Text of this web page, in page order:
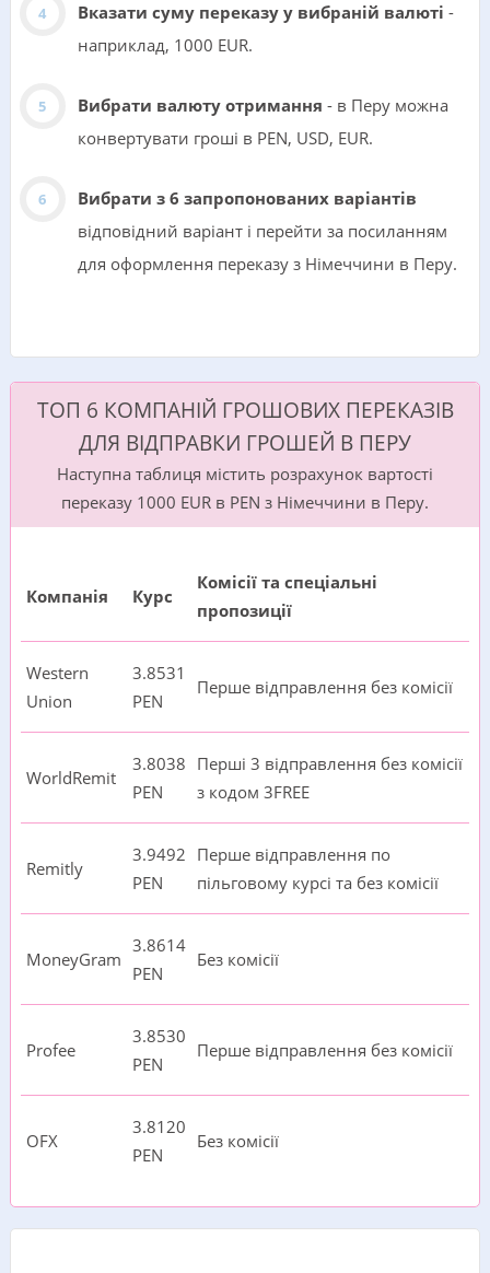
Вказати суму переказу у вибраній валюті -
наприклад, 1000 EUR.
Вибрати валюту отримання - в Перу можна
конвертувати гроші в PEN, USD, EUR.
Вибрати з 6 запропонованих варіантів
відповідний варіант і перейти за посиланням
для оформлення переказу з Німеччини в Перу.
ТОП 6 КОМПАНІЙ ГРОШОВИХ ПЕРЕКАЗІВ
ДЛЯ ВІДПРАВКИ ГРОШЕЙ В ПЕРУ
Наступна таблиця містить розрахунок вартості
переказу 1000 EUR в PEN з Німеччини в Перу.
Компанія Курс
Комісії та спеціальні
пропозиції
Western
Union
3.8531
PEN
Перше відправлення без комісії
WorldRemit
3.8038
PEN
Перші 3 відправлення без комісії
з кодом 3FREE
Remitly
3.9492
PEN
Перше відправлення по
пільговому курсі та без комісії
MoneyGram
3.8614
PEN
Без комісії
Profee
3.8530
PEN
Перше відправлення без комісії
OFX
3.8120
PEN
Без комісії